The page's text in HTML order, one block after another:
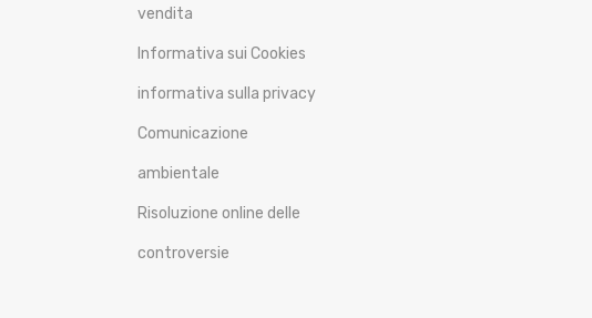
vendita
Informativa sui Cookies
informativa sulla privacy
Comunicazione
ambientale
Risoluzione online delle
controversie